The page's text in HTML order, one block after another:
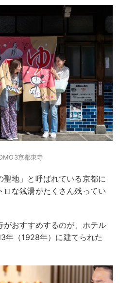
京都東寺
地」と呼ばれている京都に
ロな銭湯がたくさん残ってい
がおすすめするのが、ホテル
年（1928年）に建てられた